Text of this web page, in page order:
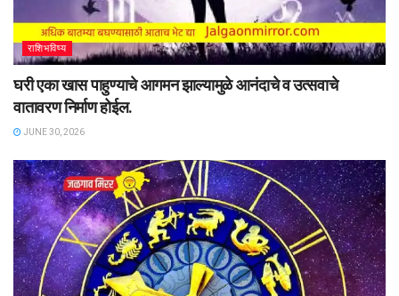
राशिभविष्य
घरी एका खास पाहुण्याचे आगमन झाल्यामुळे आनंदाचे व उत्सवाचे
वातावरण निर्माण होईल.
JUNE 30, 2026